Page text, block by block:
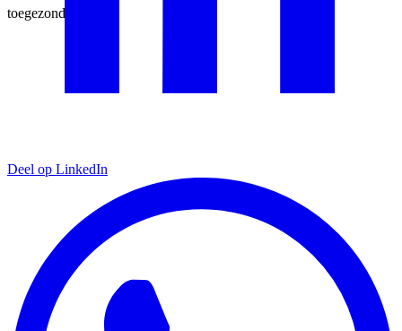
toegezonden.
Deel op LinkedIn